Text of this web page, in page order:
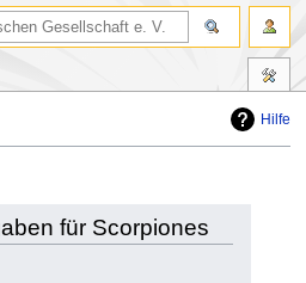
Hilfe
für Scorpiones